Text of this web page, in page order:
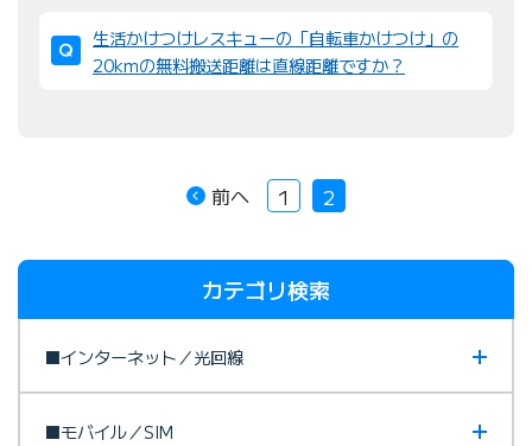
び
替
生活かけつけレスキューの「自転車かけつけ」の
20kmの無料搬送距離は直線距離ですか？
前へ 1 2
カテゴリ検索
■インターネット／光回線
■モバイル／SIM